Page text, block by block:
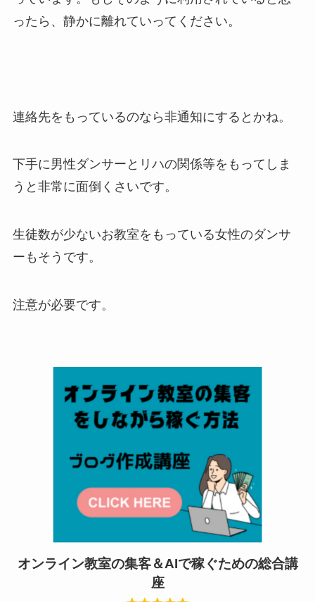
ったら、静かに離れていってください。
連絡先をもっているのなら非通知にするとかね。
下手に男性ダンサーとリハの関係等をもってしま
うと非常に面倒くさいです。
生徒数が少ないお教室をもっている女性のダンサ
ーもそうです。
注意が必要です。
オンライン教室の集客＆AIで稼ぐための総合講
座